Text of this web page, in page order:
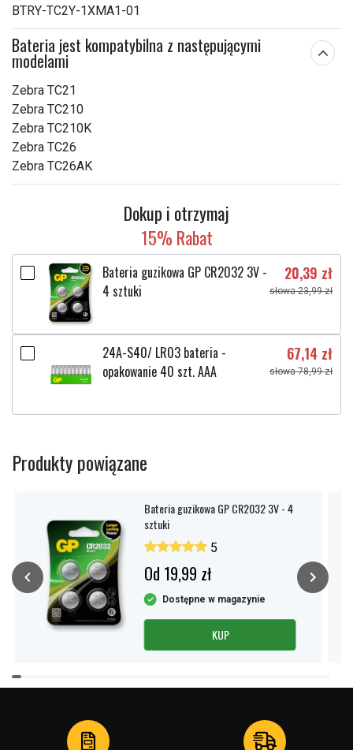
BTRY-TC2Y-1XMA1-01
Bateria jest kompatybilna z następującymi
modelami
Zebra TC21
Zebra TC210
Zebra TC210K
Zebra TC26
Zebra TC26AK
Dokup i otrzymaj
15% Rabat
Bateria guzikowa GP CR2032 3V -
4 sztuki
20,39 zł
słowa 23,99 zł
24A-S40/ LR03 bateria -
opakowanie 40 szt. AAA
67,14 zł
słowa 78,99 zł
Produkty powiązane
Bateria guzikowa GP CR2032 3V - 4
sztuki
5
Od 19,99 zł
Dostępne w magazynie
KUP
Item
1